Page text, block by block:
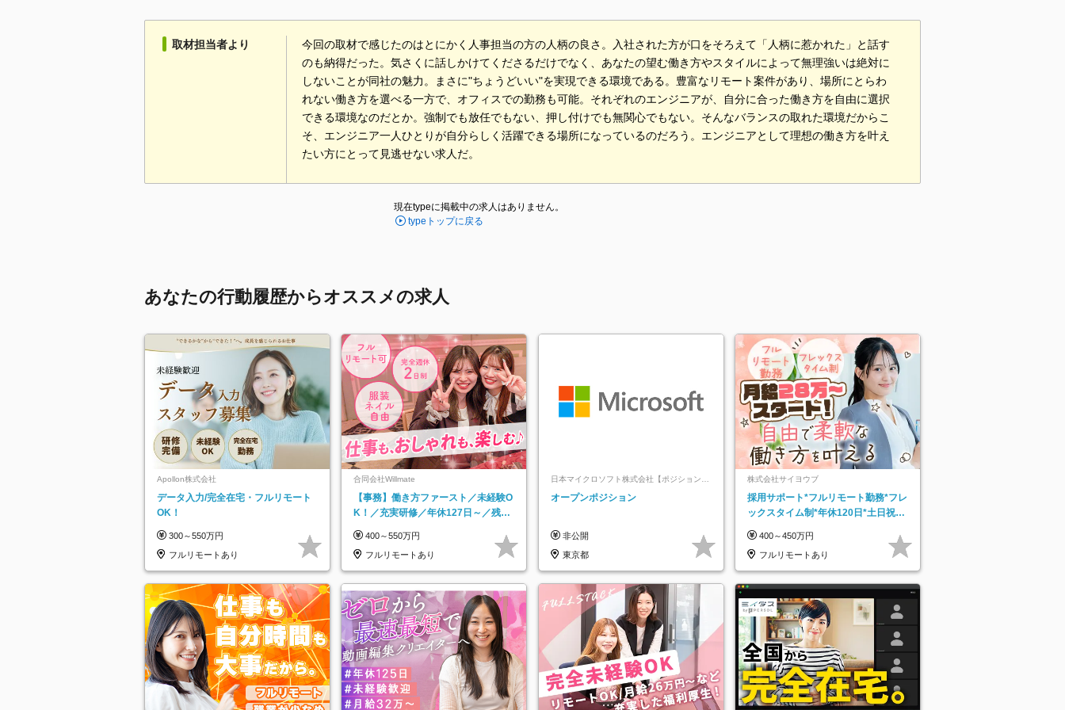
取材担当者より
今回の取材で感じたのはとにかく人事担当の方の人柄の良さ。入社された方が口をそろえて「人柄に惹かれた」と話す
のも納得だった。気さくに話しかけてくださるだけでなく、あなたの望む働き方やスタイルによって無理強いは絶対に
しないことが同社の魅力。まさに"ちょうどいい"を実現できる環境である。豊富なリモート案件があり、場所にとらわ
れない働き方を選べる一方で、オフィスでの勤務も可能。それぞれのエンジニアが、自分に合った働き方を自由に選択
できる環境なのだとか。強制でも放任でもない、押し付けでも無関心でもない。そんなバランスの取れた環境だからこ
そ、エンジニア一人ひとりが自分らしく活躍できる場所になっているのだろう。エンジニアとして理想の働き方を叶え
たい方にとって見逃せない求人だ。
現在typeに掲載中の求人はありません。
typeトップに戻る
あなたの行動履歴からオススメの求人
Apollon株式会社
データ入力/完全在宅・フルリモート
OK！
300～550万円
フルリモートあり
合同会社Willmate
【事務】働き方ファースト／未経験O
K！／充実研修／年休127日～／残業
400～550万円
フルリモートあり
日本マイクロソフト株式会社【ポジションマ
ッチ登録】
オープンポジション
非公開
東京都
株式会社サイヨウブ
採用サポート*フルリモート勤務*フレ
ックスタイム制*年休120日*土日祝休
400～450万円
フルリモートあり